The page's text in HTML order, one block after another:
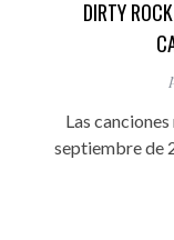
DIRTY
Las
septiembre de